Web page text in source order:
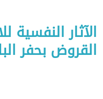
الآثار النفسية
القروض بحفر